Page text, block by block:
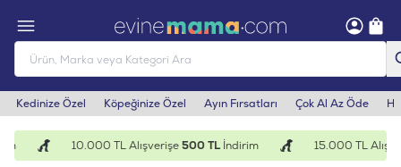
Kedinize Özel Köpeğinize Özel Ayın Fırsatları Çok Al Az Öde
10.000 TL Alışverişe500 TLİndirim 15.000 TL